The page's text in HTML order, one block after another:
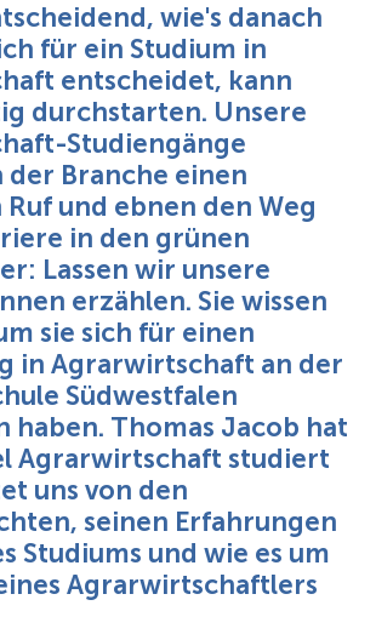
wie's danach
für ein Studium in
entscheidet, kann
durchstarten. Unsere
Studiengänge
der Branche einen
und ebnen den Weg
in den grünen
Lassen wir unsere
erzählen. Sie wissen
sie sich für einen
in Agrarwirtschaft an der
Südwestfalen
haben. Thomas Jacob hat
Agrarwirtschaft studiert
uns von den
seinen Erfahrungen
Studiums und wie es um
Agrarwirtschaftlers